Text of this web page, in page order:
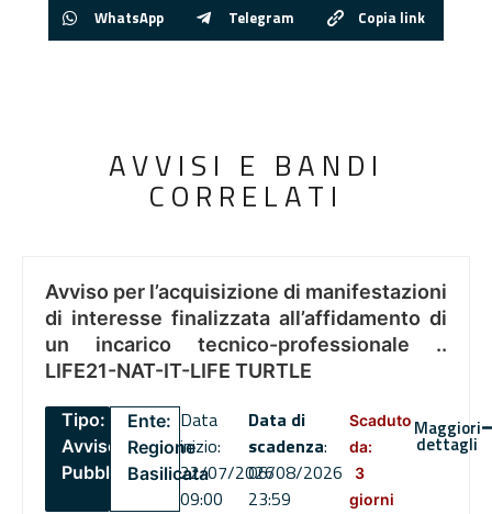
WhatsApp Telegram Copia link
AVVISI E BANDI
CORRELATI
Avviso per l’acquisizione di manifestazioni
di interesse finalizzata all’affidamento di
un incarico tecnico-professionale ..
LIFE21-NAT-IT-LIFE TURTLE
Tipo:
Avviso
Pubblico
Ente:
Regione
Basilicata
Data
inizio:
22/07/2026
09:00
Data di
scadenza:
06/08/2026
23:59
Scaduto
da:
3
giorni
Maggiori
dettagli